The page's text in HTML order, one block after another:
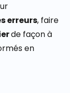
erreurs, faire
de façon à
en